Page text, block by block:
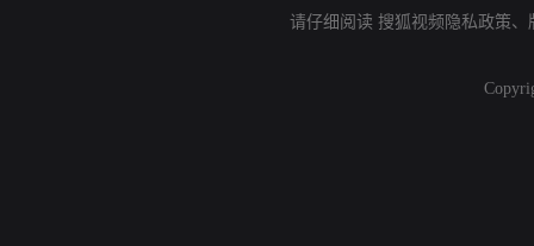
请仔细阅读 搜狐视频隐私政策、